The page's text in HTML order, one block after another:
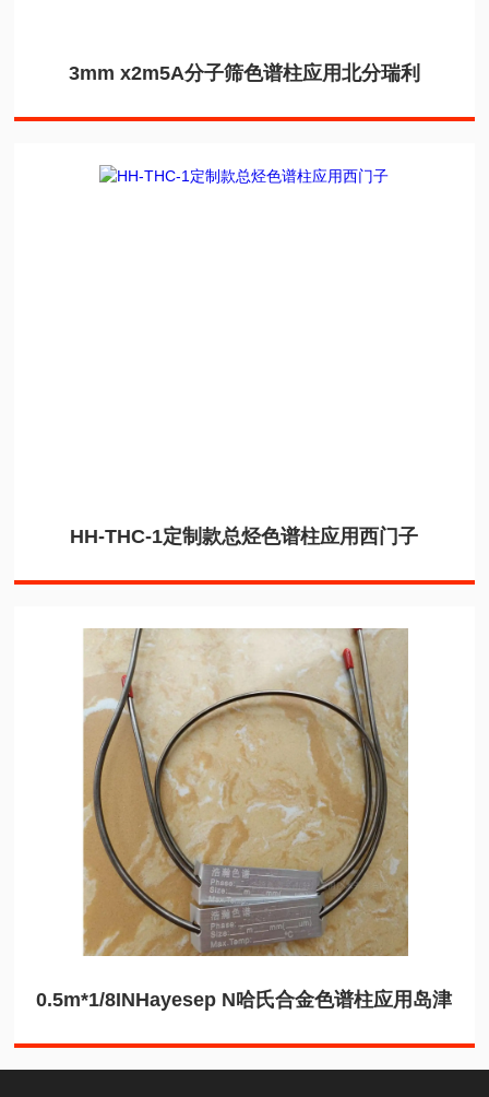
3mm x2m5A分子筛色谱柱应用北分瑞利
HH-THC-1定制款总烃色谱柱应用西门子
0.5m*1/8INHayesep N哈氏合金色谱柱应用岛津